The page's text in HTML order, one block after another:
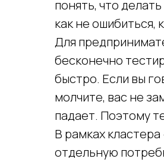
понять, что
как не ошибиться,
Для
бесконечно
быстро. Если вы
молчите, вас не
падает. Поэтому
В рамках
отдельную